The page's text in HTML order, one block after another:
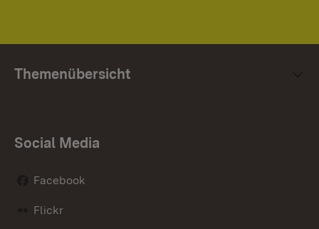
Themenübersicht
Social Media
Facebook
Flickr